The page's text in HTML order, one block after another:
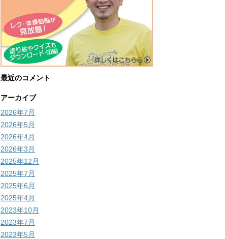
最近のコメント
アーカイブ
2026年7月
2026年5月
2026年4月
2026年3月
2025年12月
2025年7月
2025年6月
2025年4月
2023年10月
2023年7月
2023年5月